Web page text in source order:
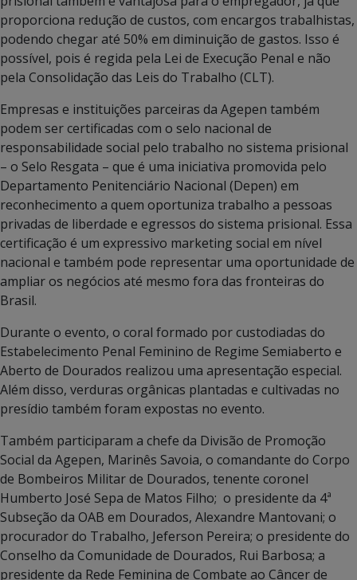
proporciona redução de custos, com encargos trabalhistas,
podendo chegar até 50% em diminuição de gastos. Isso é
possível, pois é regida pela Lei de Execução Penal e não
pela Consolidação das Leis do Trabalho (CLT).
Empresas e instituições parceiras da Agepen também
podem ser certificadas com o selo nacional de
responsabilidade social pelo trabalho no sistema prisional
– o Selo Resgata – que é uma iniciativa promovida pelo
Departamento Penitenciário Nacional (Depen) em
reconhecimento a quem oportuniza trabalho a pessoas
privadas de liberdade e egressos do sistema prisional. Essa
certificação é um expressivo marketing social em nível
nacional e também pode representar uma oportunidade de
ampliar os negócios até mesmo fora das fronteiras do
Brasil.
Durante o evento, o coral formado por custodiadas do
Estabelecimento Penal Feminino de Regime Semiaberto e
Aberto de Dourados realizou uma apresentação especial.
Além disso, verduras orgânicas plantadas e cultivadas no
presídio também foram expostas no evento.
Também participaram a chefe da Divisão de Promoção
Social da Agepen, Marinês Savoia, o comandante do Corpo
de Bombeiros Militar de Dourados, tenente coronel
Humberto José Sepa de Matos Filho; o presidente da 4ª
Subseção da OAB em Dourados, Alexandre Mantovani; o
procurador do Trabalho, Jeferson Pereira; o presidente do
Conselho da Comunidade de Dourados, Rui Barbosa; a
presidente da Rede Feminina de Combate ao Câncer de